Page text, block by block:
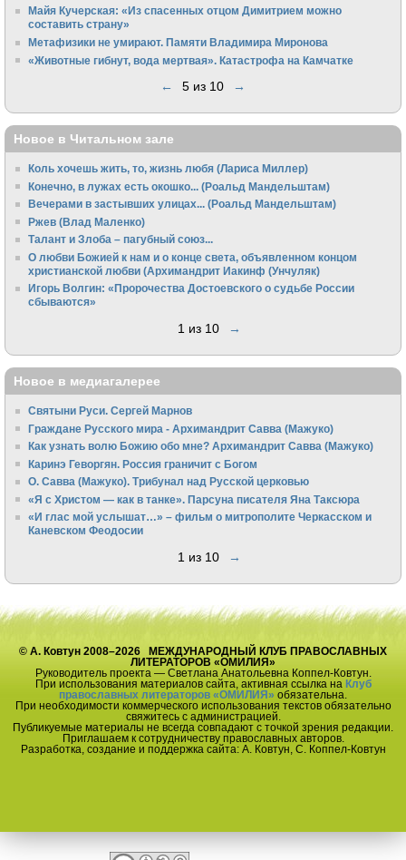
Майя Кучерская: «Из спасенных отцом Димитрием можно
составить страну»
Метафизики не умирают. Памяти Владимира Миронова
«Животные гибнут, вода мертвая». Катастрофа на Камчатке
← 5 из 10 →
Новое в Читальном зале
Коль хочешь жить, то, жизнь любя (Лариса Миллер)
Конечно, в лужах есть окошко... (Роальд Мандельштам)
Вечерами в застывших улицах... (Роальд Мандельштам)
Ржев (Влад Маленко)
Талант и Злоба – пагубный союз...
О любви Божией к нам и о конце света, объявленном концом
христианской любви (Архимандрит Иакинф (Унчуляк)
Игорь Волгин: «Пророчества Достоевского о судьбе России
сбываются»
1 из 10 →
Новое в медиагалерее
Святыни Руси. Сергей Марнов
Граждане Русского мира - Архимандрит Савва (Мажуко)
Как узнать волю Божию обо мне? Архимандрит Савва (Мажуко)
Каринэ Геворгян. Россия граничит с Богом
О. Савва (Мажуко). Трибунал над Русской церковью
«Я с Христом — как в танке». Парсуна писателя Яна Таксюра
«И глас мой услышат…» – фильм о митрополите Черкасском и
Каневском Феодосии
1 из 10 →
© А. Ковтун 2008–2026 МЕЖДУНАРОДНЫЙ КЛУБ ПРАВОСЛАВНЫХ
ЛИТЕРАТОРОВ «ОМИЛИЯ»
Руководитель проекта — Светлана Анатольевна Коппел-Ковтун.
При использования материалов сайта, активная ссылка на Клуб
православных литераторов «ОМИЛИЯ» обязательна.
При необходимости коммерческого использования текстов обязательно
свяжитесь с администрацией.
Публикуемые материалы не всегда совпадают с точкой зрения редакции.
Приглашаем к сотрудничеству православных авторов.
Разработка, создание и поддержка сайта: А. Ковтун, С. Коппел-Ковтун